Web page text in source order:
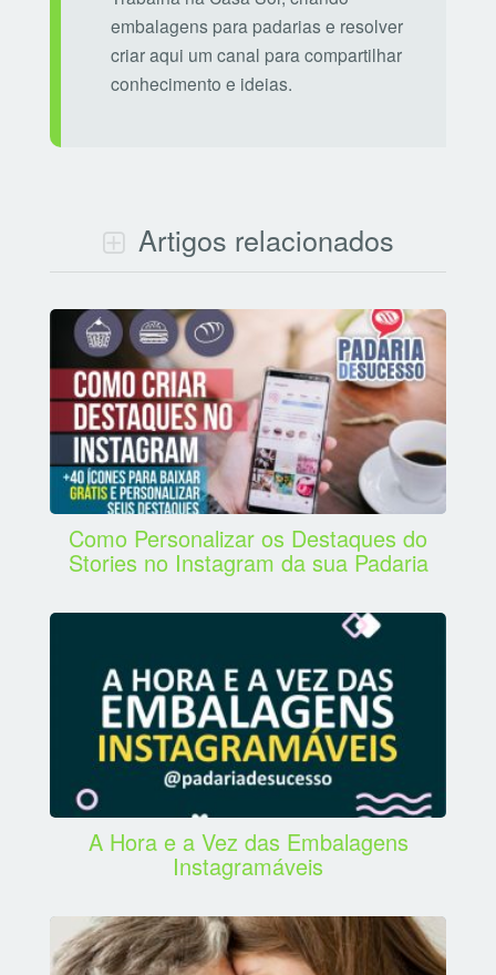
embalagens para padarias e resolver
criar aqui um canal para compartilhar
conhecimento e ideias.
Artigos relacionados
Como Personalizar os Destaques do
Stories no Instagram da sua Padaria
A Hora e a Vez das Embalagens
Instagramáveis